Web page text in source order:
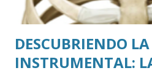
DESCUBRIENDO
INSTRUMENTAL: